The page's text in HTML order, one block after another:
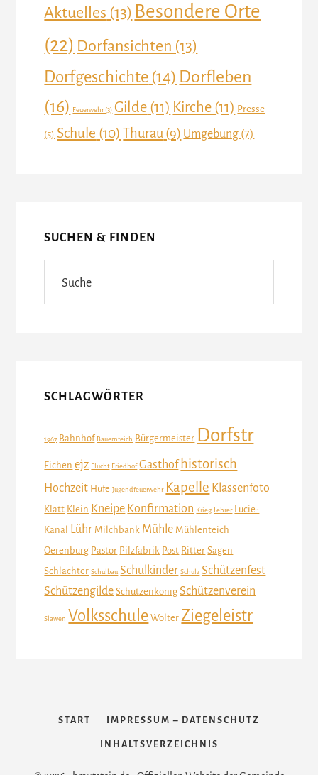
Aktuelles (13) Besondere Orte
(22) Dorfansichten (13)
Dorfgeschichte (14) Dorfleben
(16) Feuerwehr(3) Gilde (11) Kirche (11) Presse
(5) Schule (10) Thurau (9) Umgebung (7)
SUCHEN & FINDEN
SCHLAGWÖRTER
1967 Bahnhof Bauernteich Bürgermeister Dorfstr
Eichen ejz Flucht Friedhof Gasthof historisch
Hochzeit Hufe Jugendfeuerwehr Kapelle Klassenfoto
Klatt Klein Kneipe Konfirmation Krieg Lehrer
Lucie-
Kanal
Lühr Milchbank Mühle Mühlenteich
Oerenburg Pastor Pilzfabrik Post Ritter Sagen
Schlachter Schulbau Schulkinder Schulz Schützenfest
Schützengilde Schützenkönig Schützenverein
Slawen Volksschule Wolter Ziegeleistr
START IMPRESSUM – DATENSCHUTZ
INHALTSVERZEICHNIS